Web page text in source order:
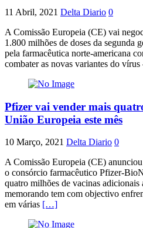
11 Abril, 2021 Delta Diario 0
A Comissão Europeia (CE) vai
1.800 milhões de doses da segunda
pela farmacêutica norte-americana
combater as novas variantes do vírus
Pfizer vai vender mais
União Europeia este mês
10 Março, 2021 Delta Diario 0
A Comissão Europeia (CE)
o consórcio farmacêutico Pfizer-
quatro milhões de vacinas
memorando tem com objectivo
em várias […]